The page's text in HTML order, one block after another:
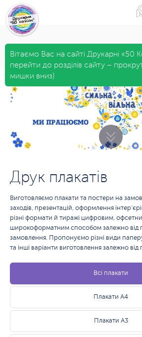
Вітаємо Вас на сайті Друкарні «50
перейти до розділів сайту –
мишки вниз)
Друк плакатів
Виготовляємо плакати та постери на
заходів, презентацій, оформлення
різні формати й тиражі цифровим,
широкоформатним способом залежно від
замовлення. Пропонуємо різні види
та інші варіанти виготовлення залежно від
Всі плакати
Плакати А4
Плакати А3